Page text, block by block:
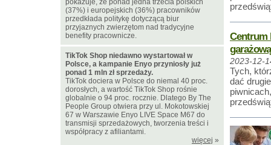
Centrum
2023-12-
Tych,
dać
pokazuje, że ponad jedna trzecia polskich
(37%) i europejskich (36%) pracowników
przedkłada politykę dotyczącą biur
przyjaznych zwierzętom nad tradycyjne
benefity pracownicze.
TikTok Shop niedawno wystartował w
Polsce, a kampanie Enyo przyniosły już
ponad 1 mln zł sprzedaży.
TikTok dociera w Polsce do niemal 40 proc.
dorosłych, a wartość TikTok Shop rośnie
globalnie o 94 proc. rocznie. Dlatego By The
People Group otwiera przy ul. Mokotowskiej
67 w Warszawie Enyo LIVE Space M67 do
transmisji sprzedażowych, tworzenia treści i
współpracy z afiliantami.
więcej »